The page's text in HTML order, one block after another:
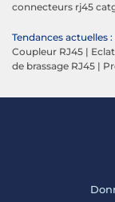
connecteurs rj45
Tendances actuelles :
Coupleur RJ45 |
de brassage RJ45 |